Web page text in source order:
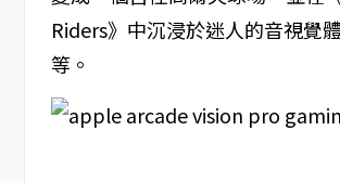
Riders》中沉浸於迷人的音視覺
等。